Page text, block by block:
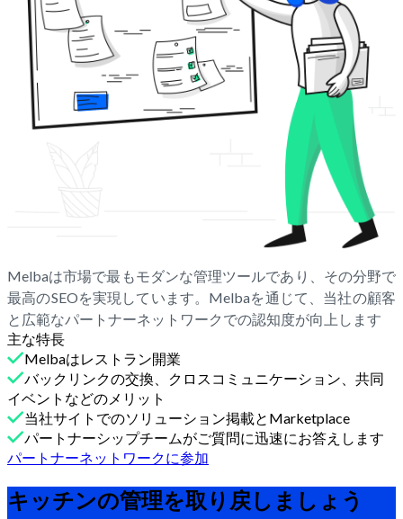
Melbaは市場で最もモダンな管理ツールであり、その分野で
最高のSEOを実現しています。Melbaを通じて、当社の顧客
と広範なパートナーネットワークでの認知度が向上します
主な特長
Melbaはレストラン開業
バックリンクの交換、クロスコミュニケーション、共同
イベントなどのメリット
当社サイトでのソリューション掲載とMarketplace
パートナーシップチームがご質問に迅速にお答えします
パートナーネットワークに参加
キッチンの管理を取り戻しましょう